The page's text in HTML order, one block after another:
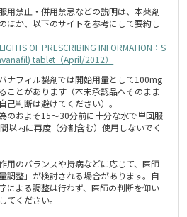
用禁止・併用禁忌などの説明は、本薬剤
ほか、以下のサイトを参考にして要約し
OF PRESCRIBING INFORMATION：S
tablet（April/2012）
ナフィル製剤では開始用量として100mg
ことがあります（本未承認品へそのまま
己判断は避けてください）。
のおよそ15～30分前に十分な水で単回服
以内に再度（分割含む）使用しないでく
用のバランスや持病などに応じて、医師
調整」が検討される場合があります。自
による調整は行わず、医師の判断を仰い
てください。